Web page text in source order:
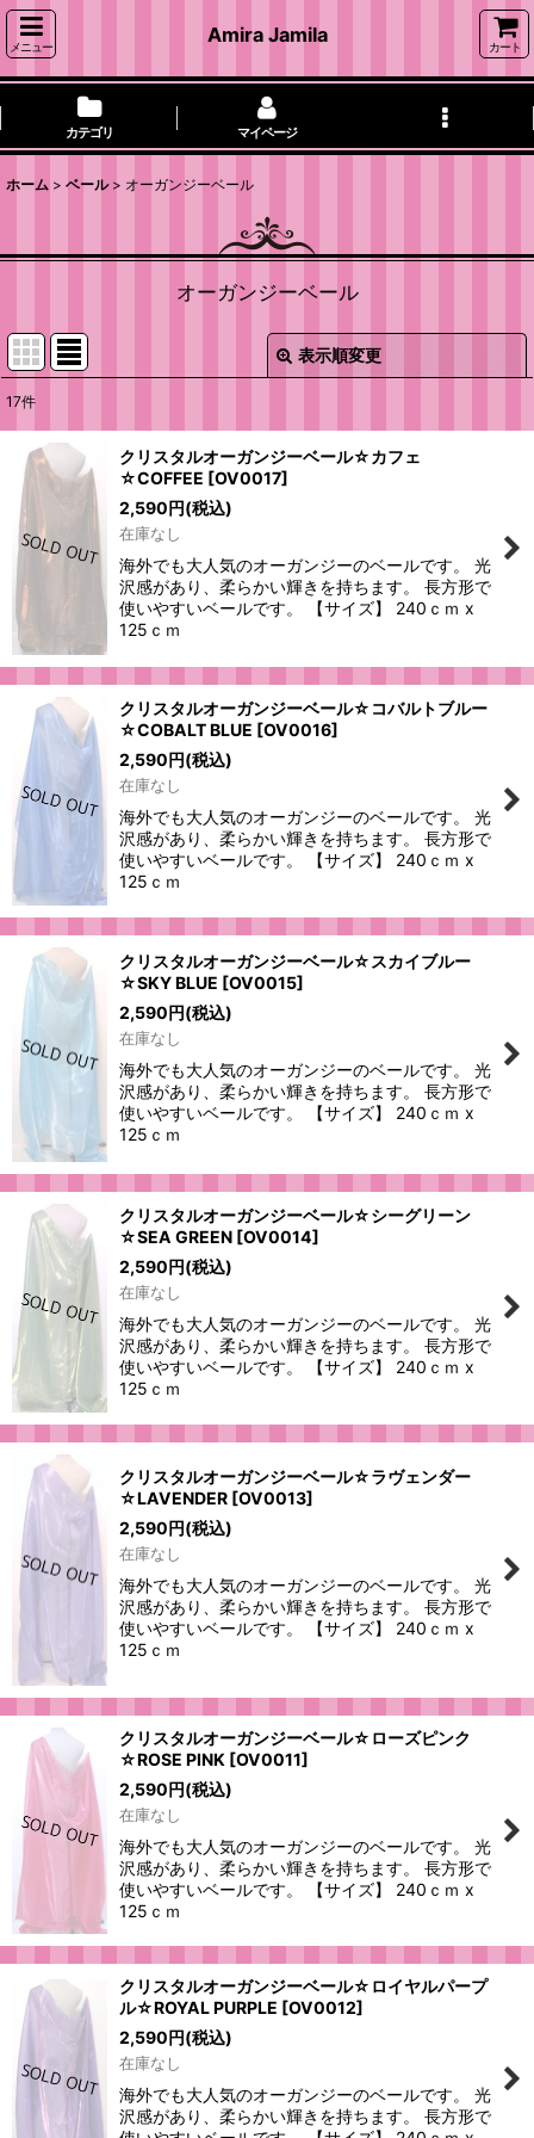
メニュー
Amira Jamila
カート
カテゴリ マイページ
ホーム > ベール > オーガンジーベール
オーガンジーベール
表示順変更
並び順
閉じる
17件
クリスタルオーガンジーベール☆カフェ
☆COFFEE [OV0017]
2,590円(税込)
在庫なし
海外でも大人気のオーガンジーのベールです。 光
沢感があり、柔らかい輝きを持ちます。 長方形で
使いやすいベールです。 【サイズ】 240ｃｍ x
125ｃｍ
クリスタルオーガンジーベール☆コバルトブルー
☆COBALT BLUE [OV0016]
2,590円(税込)
在庫なし
海外でも大人気のオーガンジーのベールです。 光
沢感があり、柔らかい輝きを持ちます。 長方形で
使いやすいベールです。 【サイズ】 240ｃｍ x
125ｃｍ
クリスタルオーガンジーベール☆スカイブルー
☆SKY BLUE [OV0015]
2,590円(税込)
在庫なし
海外でも大人気のオーガンジーのベールです。 光
沢感があり、柔らかい輝きを持ちます。 長方形で
使いやすいベールです。 【サイズ】 240ｃｍ x
125ｃｍ
クリスタルオーガンジーベール☆シーグリーン
☆SEA GREEN [OV0014]
2,590円(税込)
在庫なし
海外でも大人気のオーガンジーのベールです。 光
沢感があり、柔らかい輝きを持ちます。 長方形で
使いやすいベールです。 【サイズ】 240ｃｍ x
125ｃｍ
クリスタルオーガンジーベール☆ラヴェンダー
☆LAVENDER [OV0013]
2,590円(税込)
在庫なし
海外でも大人気のオーガンジーのベールです。 光
沢感があり、柔らかい輝きを持ちます。 長方形で
使いやすいベールです。 【サイズ】 240ｃｍ x
125ｃｍ
クリスタルオーガンジーベール☆ローズピンク
☆ROSE PINK [OV0011]
2,590円(税込)
在庫なし
海外でも大人気のオーガンジーのベールです。 光
沢感があり、柔らかい輝きを持ちます。 長方形で
使いやすいベールです。 【サイズ】 240ｃｍ x
125ｃｍ
クリスタルオーガンジーベール☆ロイヤルパープ
ル☆ROYAL PURPLE [OV0012]
2,590円(税込)
在庫なし
海外でも大人気のオーガンジーのベールです。 光
沢感があり、柔らかい輝きを持ちます。 長方形で